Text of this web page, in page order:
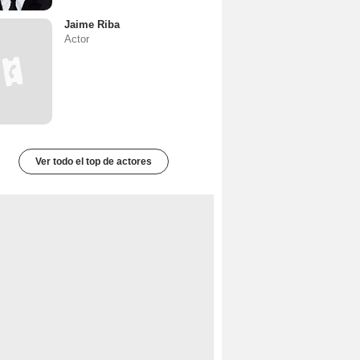
Jaime Riba
Actor
Ver todo el top de actores